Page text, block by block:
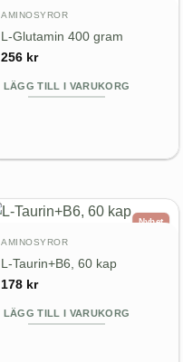
AMINOSYROR
L-Glutamin 400 gram
256 kr
LÄGG TILL I VARUKORG
Nyhet
AMINOSYROR
L-Taurin+B6, 60 kap
178 kr
LÄGG TILL I VARUKORG